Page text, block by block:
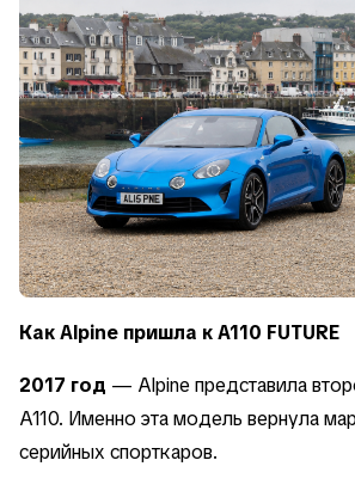
Как Alpine пришла к A110 FUTURE
2017 год — Alpine представила
A110. Именно эта модель вернула
серийных спорткаров.